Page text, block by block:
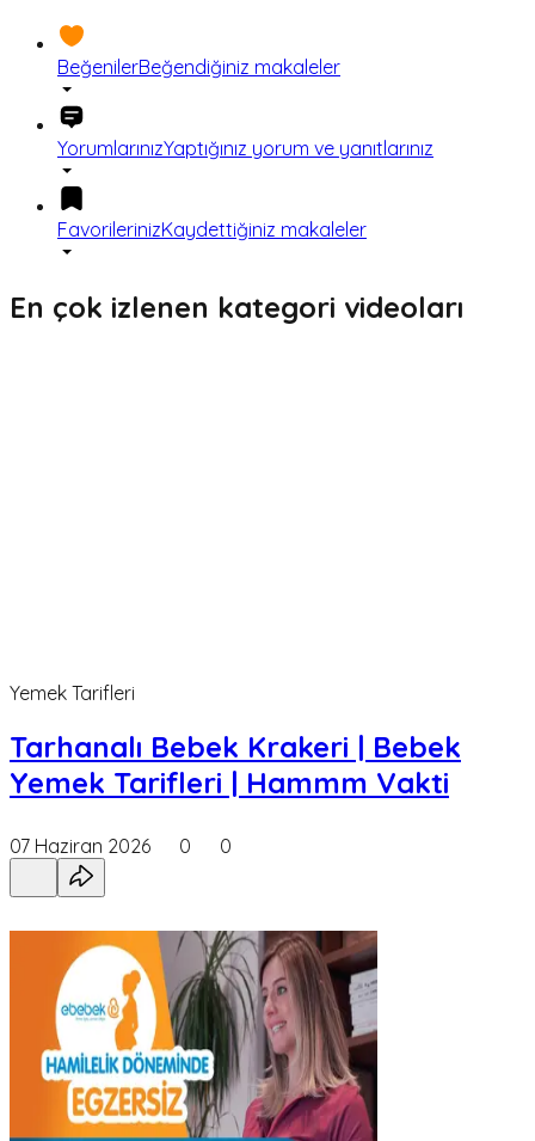
BeğenilerBeğendiğiniz makaleler
YorumlarınızYaptığınız yorum ve yanıtlarınız
FavorilerinizKaydettiğiniz makaleler
En çok izlenen kategori videoları
Yemek Tarifleri
Tarhanalı Bebek Krakeri | Bebek
Yemek Tarifleri | Hammm Vakti
07 Haziran 2026 0 0